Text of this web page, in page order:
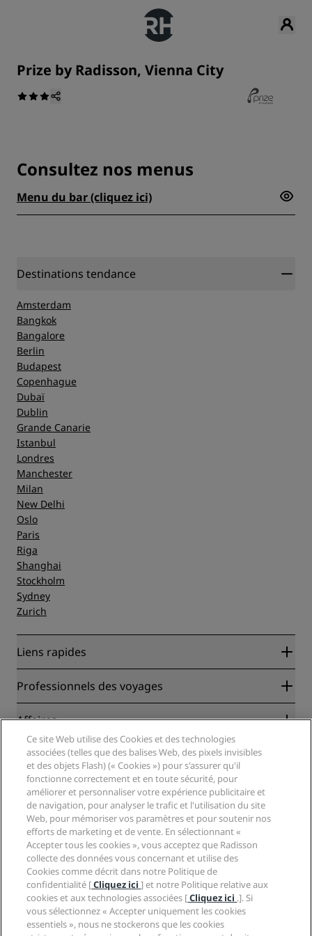
Prize by Radisson, Vienna City
Consultez nos menus
Menu du bar (cliquez ici)
Destinations tendance
Amsterdam
Bangkok
Bangalore
Berlin
Budapest
Copenhague
Dubaï
Dublin
Grande Canarie
Istanbul
Londres
Manchester
Milan
New Delhi
Oslo
Paris
Riga
Shanghai
Stockholm
Sydney
Zurich
Liens rapides
Radisson Rewards
Blog
Nouveaux et futurs hôtels
Application Radisson Hotels
Hôtels adaptés aux sportifs
Hôtels adaptés aux Familles
Santé et sécurité
Professionnels des voyages
Partenaires
Agents de voyages
Affaires
Radisson Hotel Group
Médias
Carrières RHG
Carrières PPHE
Carrières EHL
The Club by RHG
Opportunités de développement
Entreprise responsable
Approvisionnement
Légal
Centre de confidentialité
Mentions légales
Conditions générales Radisson Rewards
Contrat d’utilisation du site
Accessibilité numérique
Déclaration sur l’esclavage moderne
Aide
Avis aux consommateurs
Contact
FAQ
Plan du site
Médias sociaux
Marques Radisson Hotels
Ce site Web utilise des Cookies et des technologies
associées (telles que des balises Web, des pixels invisibles
et des objets Flash) (« Cookies ») pour s'assurer qu'il
fonctionne correctement et en toute sécurité, pour
améliorer et personnaliser votre expérience publicitaire et
de navigation, pour analyser le trafic et l'utilisation du site
Web, pour mémoriser vos paramètres et pour soutenir nos
efforts de marketing et de vente. En sélectionnant «
Accepter tous les cookies », vous acceptez que Radisson
collecte des données vous concernant et utilise des
Cookies comme décrit dans notre Politique de
confidentialité [Cliquez ici] et notre Politique relative aux
cookies et aux technologies associées [Cliquez ici .]. Si
vous sélectionnez « Accepter uniquement les cookies
essentiels », nous ne stockerons que les cookies